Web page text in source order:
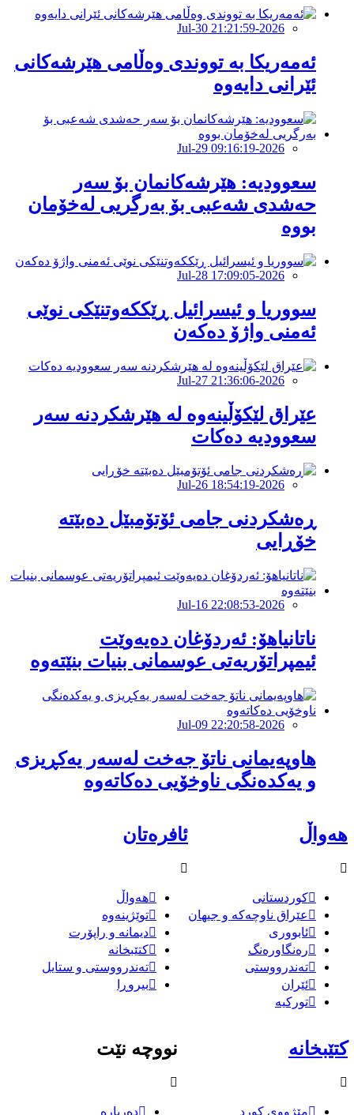
2026-Jul-30 21:21:59
ئەمەریکا بە تووندی وەڵامی هێرشەکانی
ئێرانی دایەوە
2026-Jul-29 09:16:19
‏سعوودیە: هێرشەكانمان بۆ سەر
حەشدی شەعبی بۆ بەرگریی لەخۆمان
بووە
2026-Jul-28 17:09:05
سووریا و ئیسرائیل ڕێککەوتنێکی نوێی
ئەمنی واژۆ دەکەن
2026-Jul-27 21:36:06
عێراق لێکۆڵینەوە لە هێرشکردنە سەر
سعوودیە دەکات
2026-Jul-26 18:54:19
ڕەشکردنی جامی ئۆتۆمبێل دەبێتە
خۆڕایی
2026-Jul-16 22:08:53
ناتانیاهۆ: ئەردۆغان دەیەوێت
ئیمپراتۆریەتی عوسمانی بنیات بنێتەوە
2026-Jul-09 22:20:58
هاوپەیمانى ناتۆ جەخت لەسەر یەکڕیزی
و یەکدەنگى ناوخۆیى دەکاتەوە
هەواڵ
کوردستانی
عێراق ناوچەکە و جیهان
ئابووری
رەنگاورەنگ
تەندرووستی
ئێران
تورکیە
ئافرەتان
هەواڵ
توێژینەوە
دیمانە و راپۆرت
کتێبخانە
تەندرووستی و ستایل
بیروڕا
کتێبخانە
مێژووى کورد
نووچە نێت
دەربارە